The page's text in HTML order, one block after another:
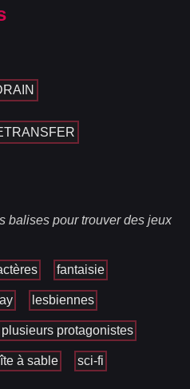
balises pour trouver des jeux
fantaisie
lesbiennes
plusieurs protagonistes
à sable sci-fi